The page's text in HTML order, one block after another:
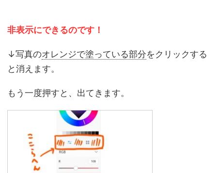
非表示にできるのです！
↓写真のオレンジで塗っている部分をクリックする
と消えます。
もう一度押すと、出てきます。